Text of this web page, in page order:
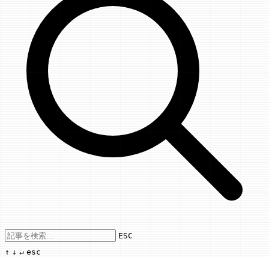
Use arrow keys to navigate results,
ESC
↑ ↓ ↵ esc